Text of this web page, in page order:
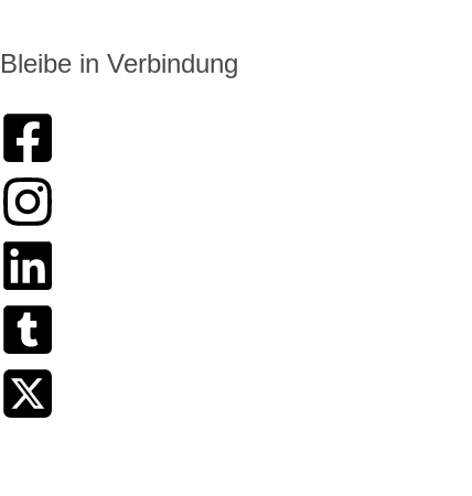
Bleibe in Verbindung